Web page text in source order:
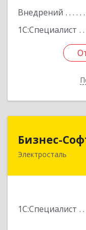
Внедрений
1С:Специалист
Бизнес-
Электросталь
1С:Специалист
144000,